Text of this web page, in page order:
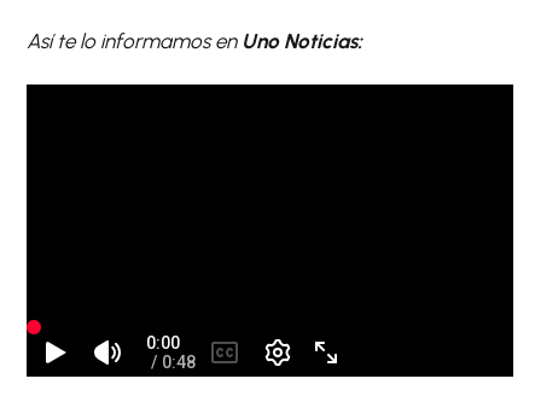
Así te lo informamos enUno Noticias: